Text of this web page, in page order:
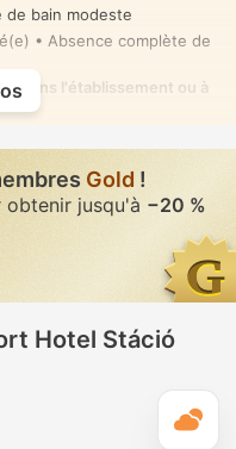
de bain modeste
• Absence complète de
dans l'établissement ou à
Gold !
obtenir jusqu'à −20 %
Hotel Stáció